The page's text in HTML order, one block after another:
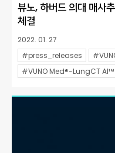
뷰노, 하버드 의대 매사
체결
2022. 01. 27
#press_releases
#VUNO Med®-LungCT AI™